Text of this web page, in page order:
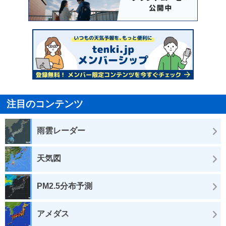
注目のコンテンツ
雨雲レーダー
天気図
PM2.5分布予測
アメダス